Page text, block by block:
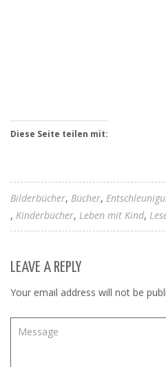
Diese Seite teilen mit:
Bilderbücher Bücher
Kinderbücher Leben mit Kind
LEAVE A REPLY
Your email address will not be